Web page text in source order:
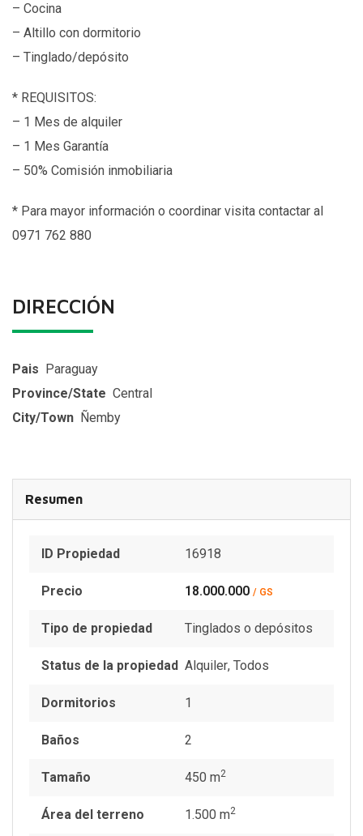
– Cocina
– Altillo con dormitorio
– Tinglado/depósito
* REQUISITOS:
– 1 Mes de alquiler
– 1 Mes Garantía
– 50% Comisión inmobiliaria
* Para mayor información o coordinar visita contactar al
0971 762 880
DIRECCIÓN
Pais Paraguay
Province/State Central
City/Town Ñemby
Resumen
ID Propiedad 16918
Precio 18.000.000 / GS
Tipo de propiedad Tinglados o depósitos
Status de la propiedad Alquiler, Todos
Dormitorios 1
Baños 2
Tamaño 450 m2
Área del terreno 1.500 m2